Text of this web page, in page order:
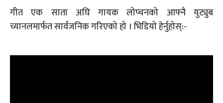
गीत एक साता अघि गायक लोप्चनको आफ्नै युट्युब
च्यानलमार्फत सार्वजनिक गरिएको हो । भिडियो हेर्नुहोस्:-